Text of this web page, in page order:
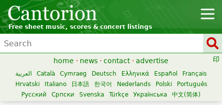
Free sheet music, scores & concert listings
home · news · contact · advertise
العربية Català Cymraeg Deutsch Ελληνικά Español
Français
Hrvatski
Italiano 日本語 한국어 Nederlands Polski
Português
Русский
Српски Svenska Türkçe Українська 中文(简体)